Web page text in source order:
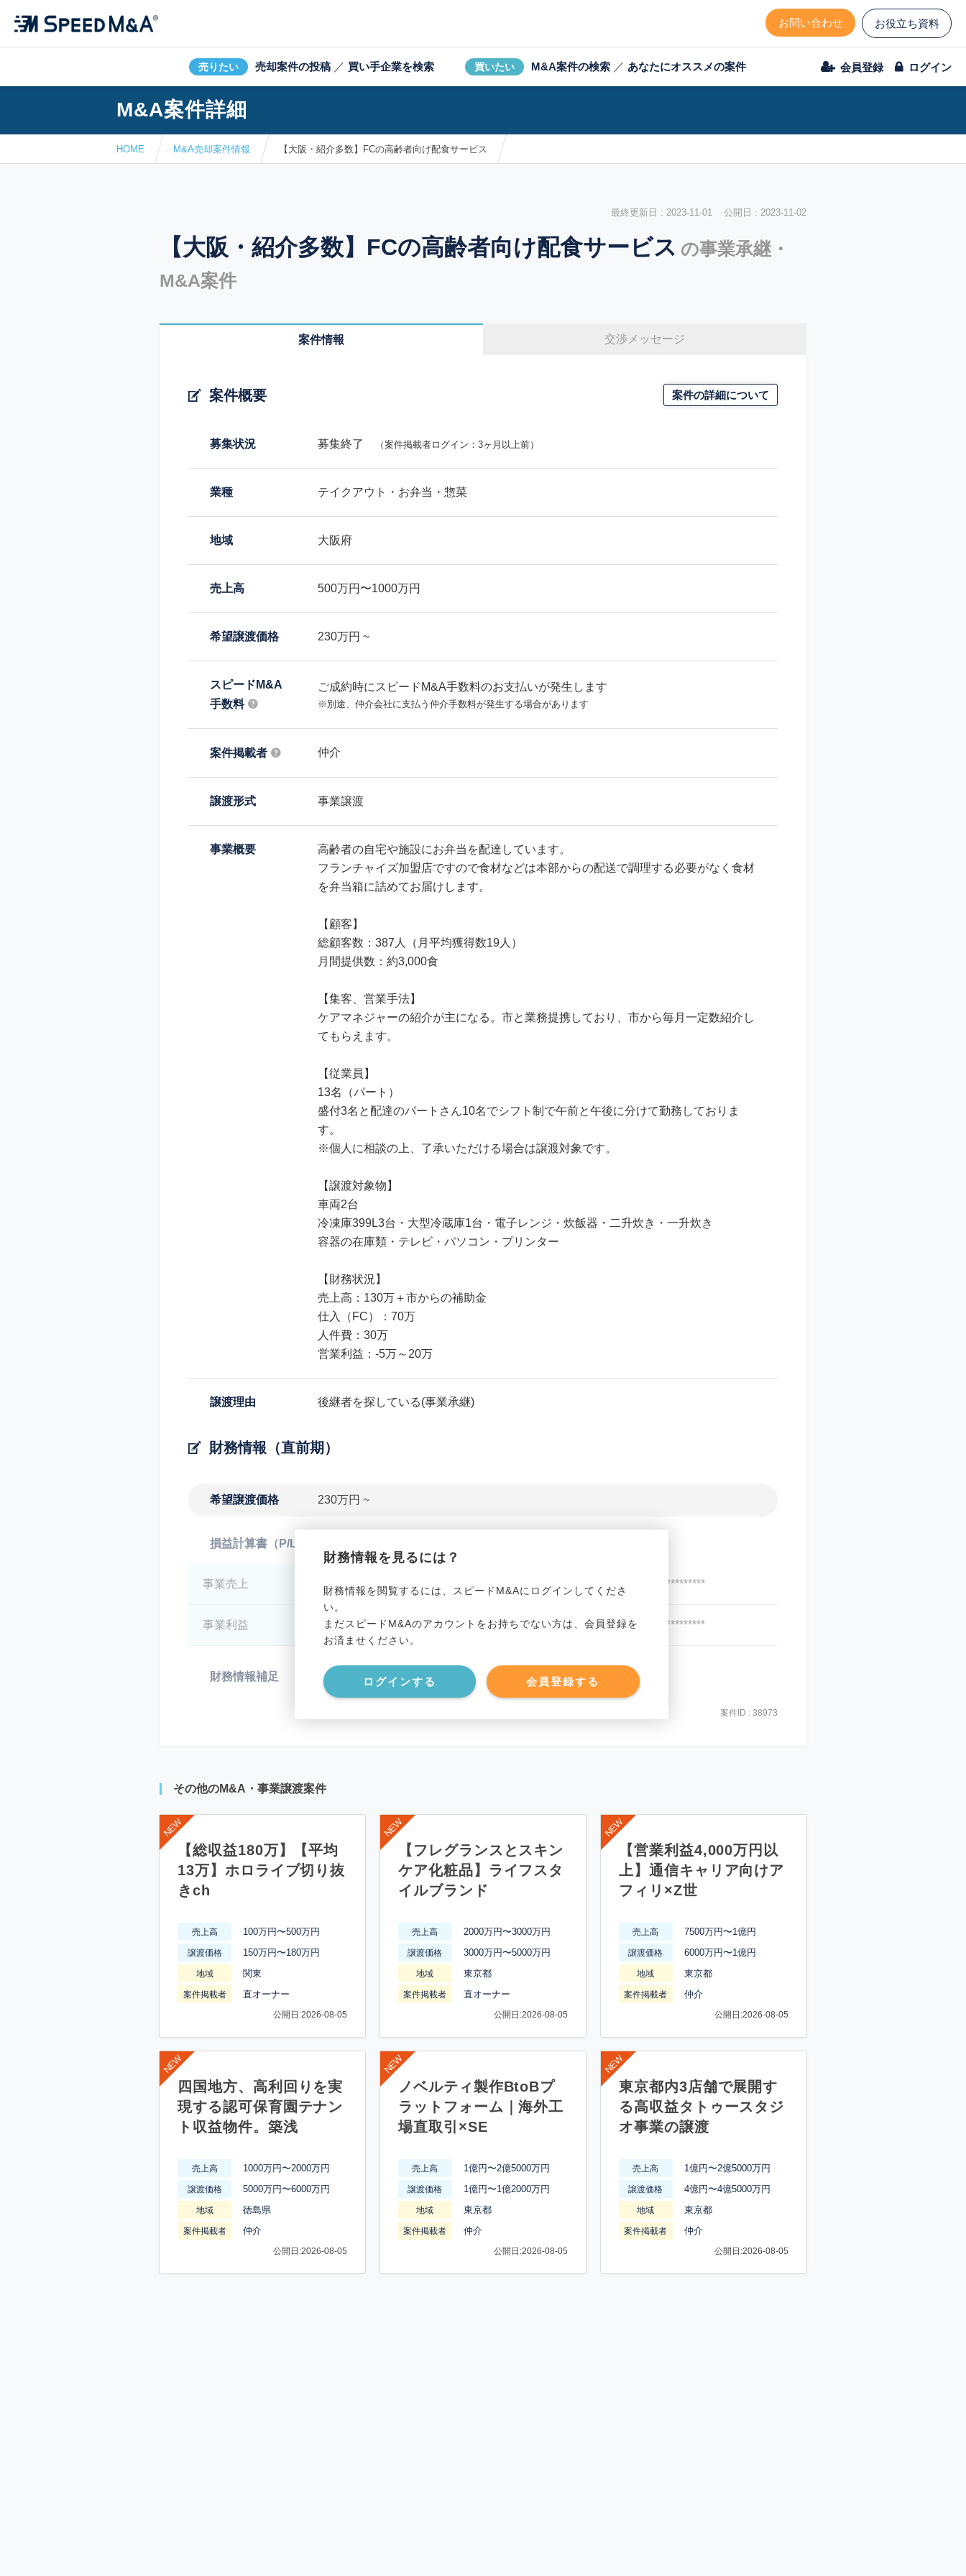
お問い合わせ お役立ち資料
売りたい 売却案件の投稿 ／ 買い手企業を検索 買いたい M&A案件の検索 ／ あなたにオススメの案件 会員登録 ログイン
M&A案件詳細
HOME M&A売却案件情報 【大阪・紹介多数】FCの高齢者向け配食サービス
最終更新日 : 2023-11-01 公開日 : 2023-11-02
【大阪・紹介多数】FCの高齢者向け配食サービス の事業承継・
M&A案件
案件情報 交渉メッセージ
案件概要 案件の詳細について
募集状況 募集終了 （案件掲載者ログイン：3ヶ月以上前）
業種 テイクアウト・お弁当・惣菜
地域 大阪府
売上高 500万円〜1000万円
希望譲渡価格 230万円 ~
スピードM&A
手数料
ご成約時にスピードM&A手数料のお支払いが発生します
※別途、仲介会社に支払う仲介手数料が発生する場合があります
案件掲載者 仲介
譲渡形式 事業譲渡
事業概要
高齢者の自宅や施設にお弁当を配達しています。
フランチャイズ加盟店ですので食材などは本部からの配送で調理する必要がなく食材
を弁当箱に詰めてお届けします。
【顧客】
総顧客数：387人（月平均獲得数19人）
月間提供数：約3,000食
【集客、営業手法】
ケアマネジャーの紹介が主になる。市と業務提携しており、市から毎月一定数紹介し
てもらえます。
【従業員】
13名（パート）
盛付3名と配達のパートさん10名でシフト制で午前と午後に分けて勤務しておりま
す。
※個人に相談の上、了承いただける場合は譲渡対象です。
【譲渡対象物】
車両2台
冷凍庫399L3台・大型冷蔵庫1台・電子レンジ・炊飯器・二升炊き・一升炊き
容器の在庫類・テレビ・パソコン・プリンター
【財務状況】
売上高：130万＋市からの補助金
仕入（FC）：70万
人件費：30万
営業利益：-5万～20万
譲渡理由 後継者を探している(事業承継)
財務情報（直前期）
希望譲渡価格 230万円 ~
財務情報を見るには？
財務情報を閲覧するには、スピードM&Aにログインしてくださ
い。
まだスピードM&Aのアカウントをお持ちでない方は、会員登録を
お済ませください。
ログインする 会員登録する
損益計算書（P/L）
事業売上 ********************
事業利益 ********************
事業資産 ********************
事業負債 ********************
財務情報補足 ********************
案件ID : 38973
その他のM&A・事業譲渡案件
【総収益180万】【平均
13万】ホロライブ切り抜
きch
売上高 100万円〜500万円
譲渡価格 150万円〜180万円
地域 関東
案件掲載者 直オーナー
公開日:2026-08-05
【フレグランスとスキン
ケア化粧品】ライフスタ
イルブランド
売上高 2000万円〜3000万円
譲渡価格 3000万円〜5000万円
地域 東京都
案件掲載者 直オーナー
公開日:2026-08-05
【営業利益4,000万円以
上】通信キャリア向けア
フィリ×Z世
売上高 7500万円〜1億円
譲渡価格 6000万円〜1億円
地域 東京都
案件掲載者 仲介
公開日:2026-08-05
四国地方、高利回りを実
現する認可保育園テナン
ト収益物件。築浅
売上高 1000万円〜2000万円
譲渡価格 5000万円〜6000万円
地域 徳島県
案件掲載者 仲介
公開日:2026-08-05
ノベルティ製作BtoBプ
ラットフォーム｜海外工
場直取引×SE
売上高 1億円〜2億5000万円
譲渡価格 1億円〜1億2000万円
地域 東京都
案件掲載者 仲介
公開日:2026-08-05
東京都内3店舗で展開す
る高収益タトゥースタジ
オ事業の譲渡
売上高 1億円〜2億5000万円
譲渡価格 4億円〜4億5000万円
地域 東京都
案件掲載者 仲介
公開日:2026-08-05